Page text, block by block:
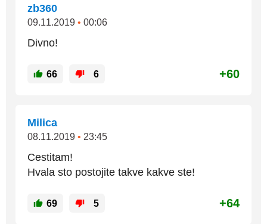
zb360
09.11.2019 • 00:06
Divno!
66 6 +60
Milica
08.11.2019 • 23:45
Cestitam!
Hvala sto postojite takve kakve ste!
69 5 +64